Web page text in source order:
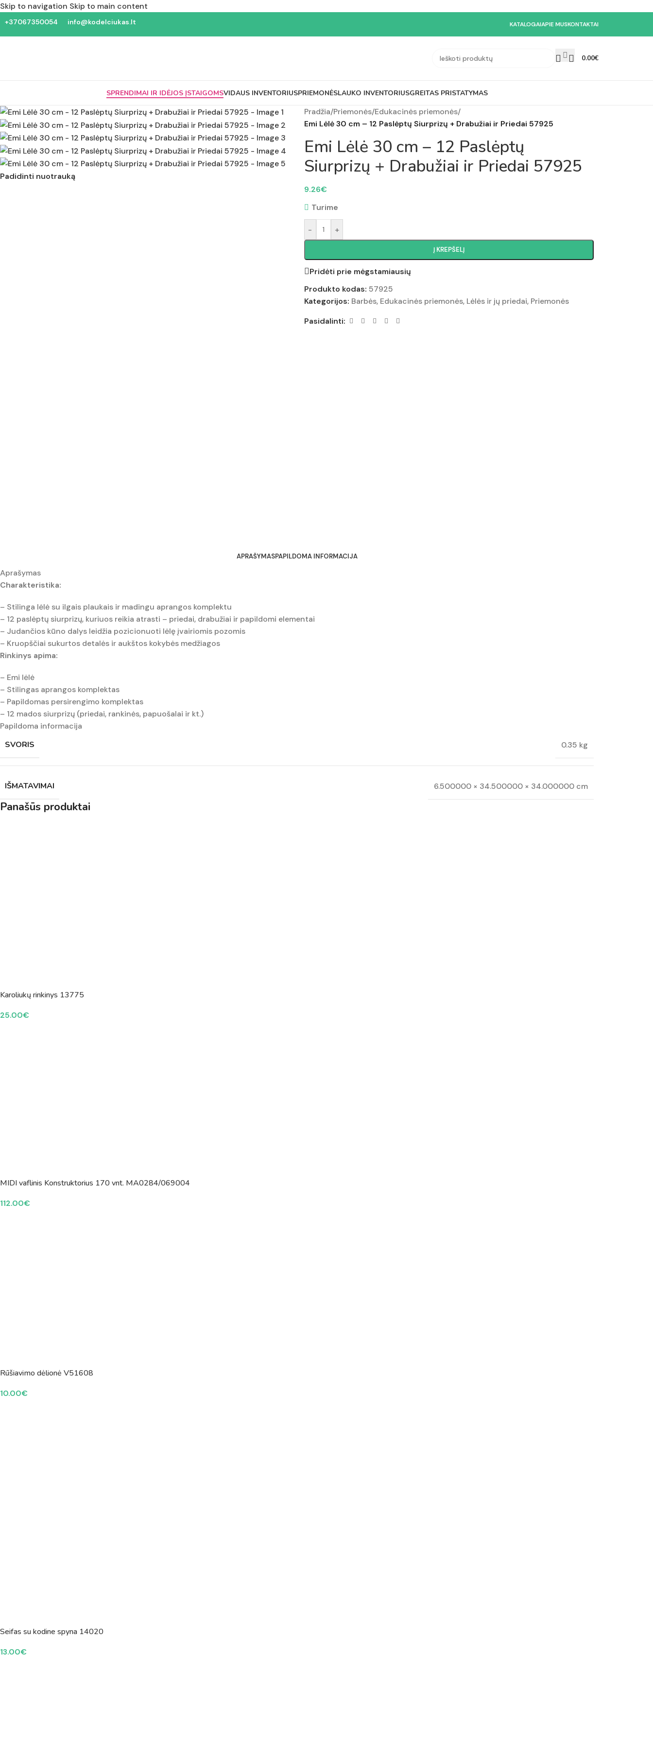
Skip to navigation Skip to main content
+37067350054 info@kodelciukas.lt KATALOGAIAPIE MUSKONTAKTAI
0.00€
SPRENDIMAI IR IDĖJOS ĮSTAIGOMSVIDAUS INVENTORIUSPRIEMONĖSLAUKO INVENTORIUSGREITAS PRISTATYMAS
Padidinti nuotrauką
Pradžia/Priemonės/Edukacinės priemonės/
Emi Lėlė 30 cm – 12 Paslėptų Siurprizų + Drabužiai ir Priedai 57925
Emi Lėlė 30 cm – 12 Paslėptų
Siurprizų + Drabužiai ir Priedai 57925
9.26€
Turime
- +
Į KREPŠELĮ
Pridėti prie mėgstamiausių
Produkto kodas: 57925
Kategorijos: Barbės, Edukacinės priemonės, Lėlės ir jų priedai, Priemonės
Pasidalinti:
APRAŠYMASPAPILDOMA INFORMACIJA
Aprašymas
Charakteristika:
– Stilinga lėlė su ilgais plaukais ir madingu aprangos komplektu
– 12 paslėptų siurprizų, kuriuos reikia atrasti – priedai, drabužiai ir papildomi elementai
– Judančios kūno dalys leidžia pozicionuoti lėlę įvairiomis pozomis
– Kruopščiai sukurtos detalės ir aukštos kokybės medžiagos
Rinkinys apima:
– Emi lėlė
– Stilingas aprangos komplektas
– Papildomas persirengimo komplektas
– 12 mados siurprizų (priedai, rankinės, papuošalai ir kt.)
Papildoma informacija
SVORIS 0.35 kg
IŠMATAVIMAI 6.500000 × 34.500000 × 34.000000 cm
Panašūs produktai
Karoliukų rinkinys 13775
25.00€
MIDI vaflinis Konstruktorius 170 vnt. MA0284/069004
112.00€
Rūšiavimo dėlionė V51608
10.00€
Seifas su kodine spyna 14020
13.00€